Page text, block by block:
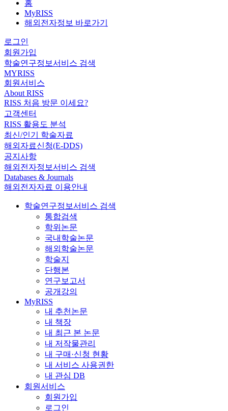
홈
MyRISS
해외전자정보 바로가기
로그인
회원가입
학술연구정보서비스 검색
MYRISS
회원서비스
About RISS
RISS 처음 방문 이세요?
고객센터
RISS 활용도 분석
최신/인기 학술자료
해외자료신청(E-DDS)
공지사항
해외전자정보서비스 검색
Databases & Journals
해외전자자료 이용안내
학술연구정보서비스 검색
통합검색
학위논문
국내학술논문
해외학술논문
학술지
단행본
연구보고서
공개강의
MyRISS
내 추천논문
내 책장
내 최근 본 논문
내 저작물관리
내 구매·신청 현황
내 서비스 사용권한
내 관심 DB
회원서비스
회원가입
로그인